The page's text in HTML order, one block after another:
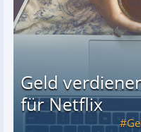
Geld
für Netflix